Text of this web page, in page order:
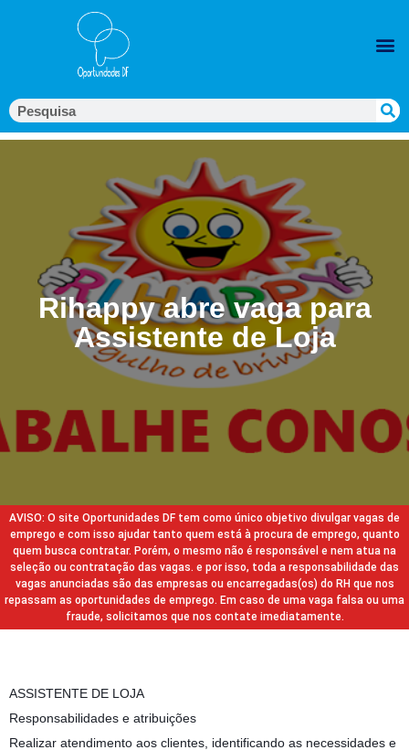
Rihappy abre vaga para
Assistente de Loja
AVISO: O site Oportunidades DF tem como único objetivo divulgar vagas de
emprego e com isso ajudar tanto quem está à procura de emprego, quanto
quem busca contratar. Porém, o mesmo não é responsável e nem atua na
seleção ou contratação das vagas. e por isso, toda a responsabilidade das
vagas anunciadas são das empresas ou encarregadas(os) do RH que nos
repassam as oportunidades de emprego. Em caso de uma vaga falsa ou uma
fraude, solicitamos que nos contate imediatamente.
ASSISTENTE DE LOJA
Responsabilidades e atribuições
Realizar atendimento aos clientes, identificando as necessidades e